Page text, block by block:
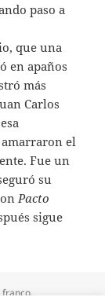
paso a
que una
en apaños
más
Carlos
el
Fue un
su
Pacto
sigue
franco,